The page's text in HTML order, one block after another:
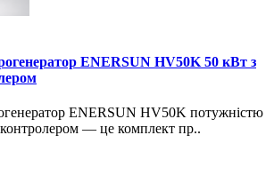
ENERSUN HV50K 50 кВт з
ENERSUN HV50K потужністю
— це комплект пр..